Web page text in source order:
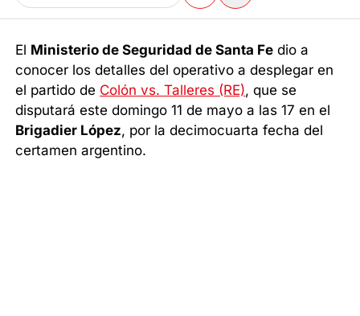
El Ministerio de Seguridad de Santa Fe dio a
conocer los detalles del operativo a desplegar en
el partido de Colón vs. Talleres (RE), que se
disputará este domingo 11 de mayo a las 17 en el
Brigadier López, por la decimocuarta fecha del
certamen argentino.